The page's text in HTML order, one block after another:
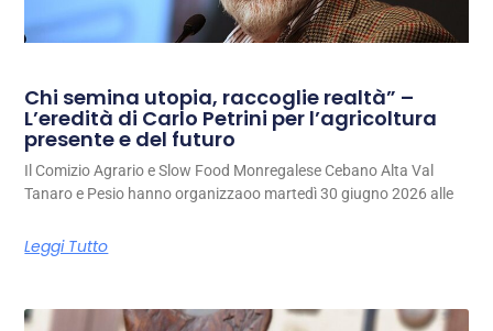
Chi semina utopia, raccoglie realtà” –
L’eredità di Carlo Petrini per l’agricoltura
presente e del futuro
Il Comizio Agrario e Slow Food Monregalese Cebano Alta Val
Tanaro e Pesio hanno organizzaoo martedì 30 giugno 2026 alle
Leggi Tutto